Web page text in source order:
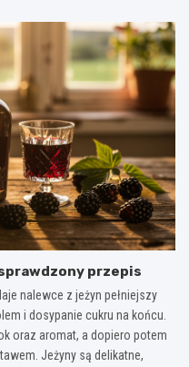
przepis
nalewce z jeżyn pełniejszy
i dosypanie cukru na końcu.
oraz aromat, a dopiero potem
Jeżyny są delikatne,